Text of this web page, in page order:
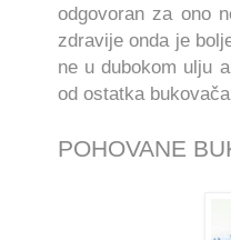
odgovoran za ono
zdravije onda je
ne u dubokom ulju
od ostatka
POHOVANE